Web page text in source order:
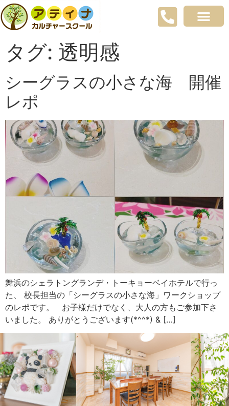
タグ: 透明感
シーグラスの小さな海 開催
レポ
舞浜のシェラトングランデ・トーキョーベイホテルで行っ
た、 校長担当の「シーグラスの小さな海」ワークショップ
のレポです。 お子様だけでなく、大人の方もご参加下さ
いました。 ありがとうございます(*^^*) & […]